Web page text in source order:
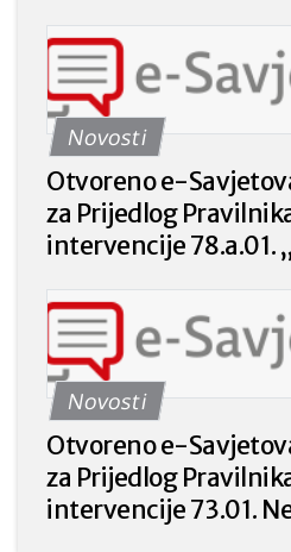
Novosti
Otvoreno e-
za Prijedlog
intervencije 78.a.01.
katastrofa,
prilika ili
Strateškog plana
poljoprivredne
Hrvatske 2023. –
Novosti
Otvoreno e-
za Prijedlog
intervencije 73.01.